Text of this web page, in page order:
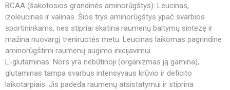
BCAA (šakotosios grandinės aminorūgštys): Leucinas,
izoleucinas ir valinas. Šios trys aminorūgštys ypač svarbios
sportininkams, nes stipriai skatina raumenų baltymų sintezę ir
mažina nuovargį treniruotės metu. Leucinas laikomas pagrindine
aminorūgštimi raumenų augimo inicijavimui.
L-glutaminas: Nors yra nebūtinoji (organizmas ją gamina),
glutaminas tampa svarbus intensyvaus krūvio ir deficito
laikotarpiais. Jis padeda raumenų atsistatymui ir stiprina